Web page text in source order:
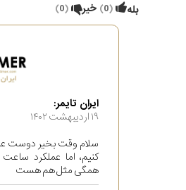
بله
(
0
) خیر (
0
)
ایران تایمر:
۱۹ ارديبهشت ۱۴۰۲
سلام وقت بخیر دوست
کنیم، اما عملکرد
همگی مثل هم هست